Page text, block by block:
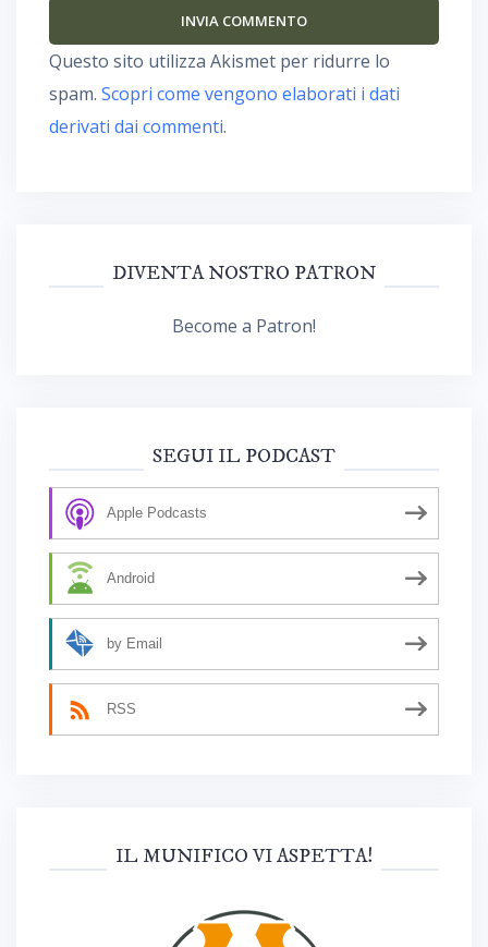
Questo sito utilizza Akismet per ridurre lo
spam. Scopri come vengono elaborati i dati
derivati dai commenti.
DIVENTA NOSTRO PATRON
Become a Patron!
SEGUI IL PODCAST
Apple Podcasts
Android
by Email
RSS
IL MUNIFICO VI ASPETTA!